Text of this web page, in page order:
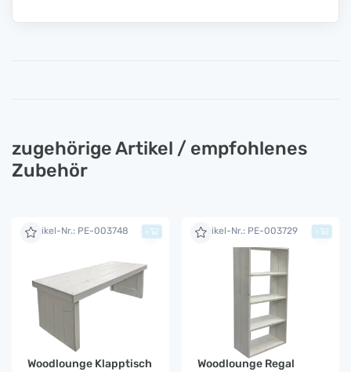
zugehörige Artikel / empfohlenes
Zubehör
Artikel-Nr.: PE-003748
Woodlounge Klapptisch
+ Artikel-Nr.: PE-003729
Woodlounge Regal
+